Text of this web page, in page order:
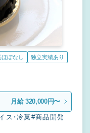
ほぼなし
独立実績あり
月給 320,000円〜
ス・冷菓#商品開発